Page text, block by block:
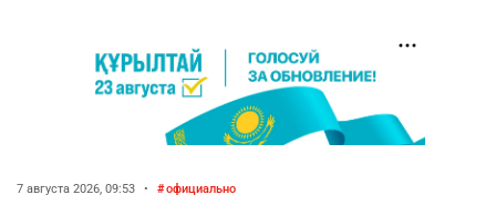
7 августа 2026, 09:53 • официально